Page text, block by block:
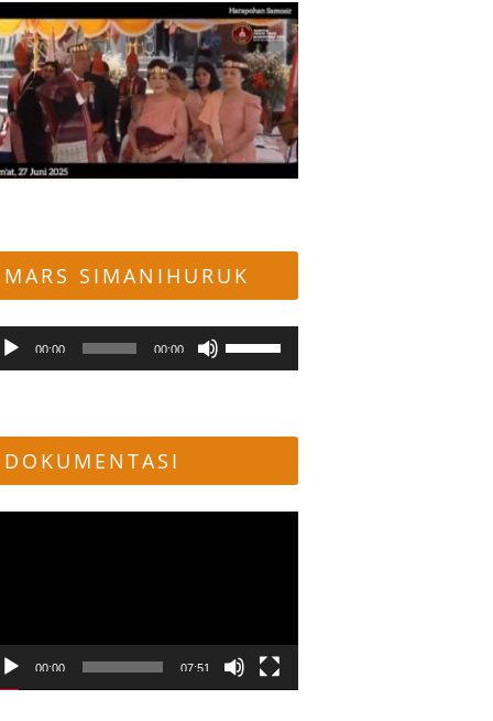
MARS SIMANIHURUK
00:00 00:00
untuk
atau
menurunkan
DOKUMENTASI
00:00 07:51